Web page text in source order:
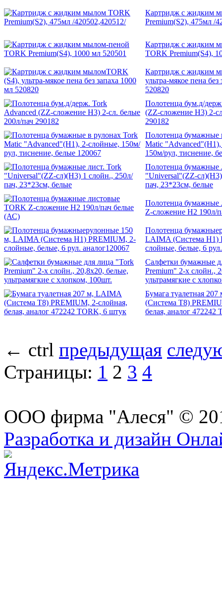
Картридж с жидким
Premium(S2), 475мл /
Картридж с жидким
TORK Premium(S4),
Картридж с жидким
ультра-мякое пена
520820
Полотенца бум.д/
(ZZ-сложение Н3) 2-
290182
Полотенца бумажные
Matic
150м/рул, тиснение,
Полотенца бумажные
"Universal"(ZZ-
пач, 23*23см, белые
Полотенца бумажные
Z-сложение Н2 190л/
Полотенца
LAIMA (Система H1)
слойные, белые, 6
Салфетки бумажные
Premium" 2-х слойн.,
ультрамягкие с
Бумага туалетная
(Система T8)
белая, аналог 472242
← ctrl предыдущая
Страницы: 1 2 3 4
ООО фирма "Алеся" ©
Разработка и дизайн